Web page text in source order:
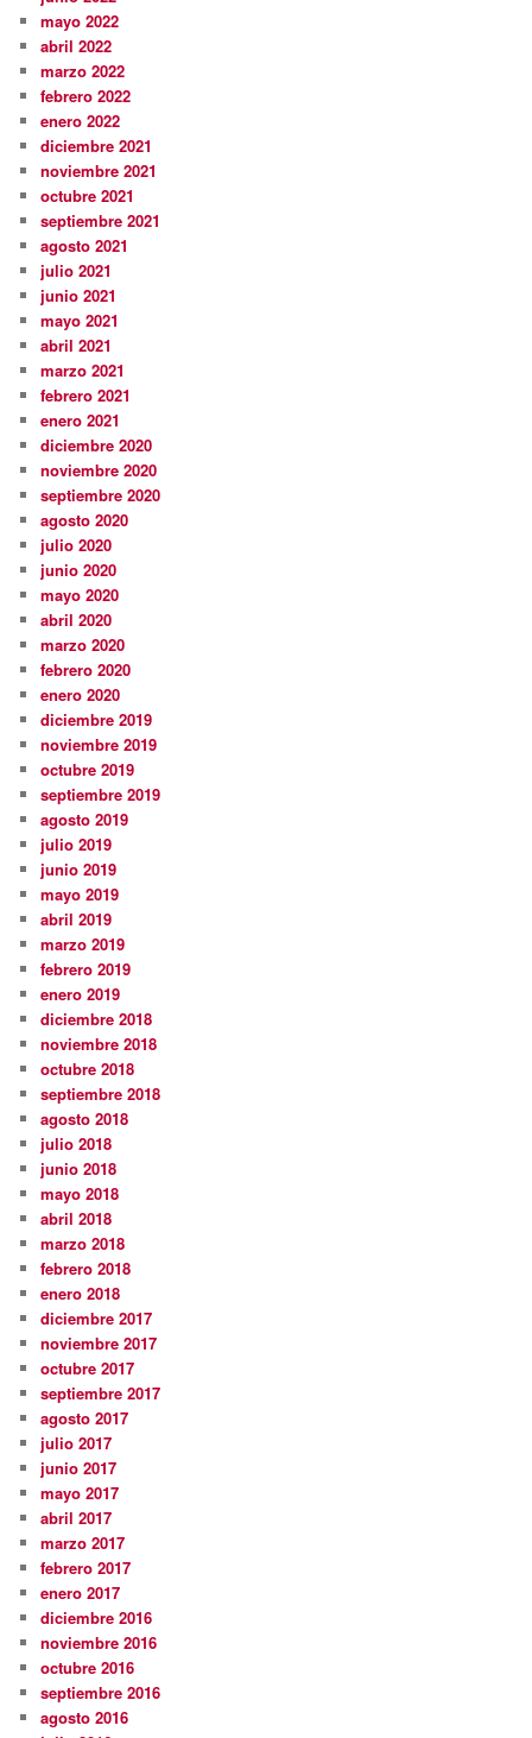
mayo 2022
abril 2022
marzo 2022
febrero 2022
enero 2022
diciembre 2021
noviembre 2021
octubre 2021
septiembre 2021
agosto 2021
julio 2021
junio 2021
mayo 2021
abril 2021
marzo 2021
febrero 2021
enero 2021
diciembre 2020
noviembre 2020
septiembre 2020
agosto 2020
julio 2020
junio 2020
mayo 2020
abril 2020
marzo 2020
febrero 2020
enero 2020
diciembre 2019
noviembre 2019
octubre 2019
septiembre 2019
agosto 2019
julio 2019
junio 2019
mayo 2019
abril 2019
marzo 2019
febrero 2019
enero 2019
diciembre 2018
noviembre 2018
octubre 2018
septiembre 2018
agosto 2018
julio 2018
junio 2018
mayo 2018
abril 2018
marzo 2018
febrero 2018
enero 2018
diciembre 2017
noviembre 2017
octubre 2017
septiembre 2017
agosto 2017
julio 2017
junio 2017
mayo 2017
abril 2017
marzo 2017
febrero 2017
enero 2017
diciembre 2016
noviembre 2016
octubre 2016
septiembre 2016
agosto 2016